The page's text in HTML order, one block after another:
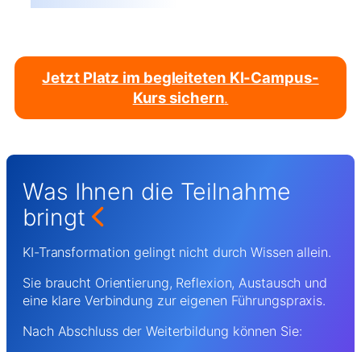
Jetzt Platz im begleiteten KI-Campus-
Kurs sichern.
Was Ihnen die Teilnahme
bringt
KI-Transformation gelingt nicht durch Wissen allein.
Sie braucht Orientierung, Reflexion, Austausch und
eine klare Verbindung zur eigenen Führungspraxis.
Nach Abschluss der Weiterbildung können Sie: